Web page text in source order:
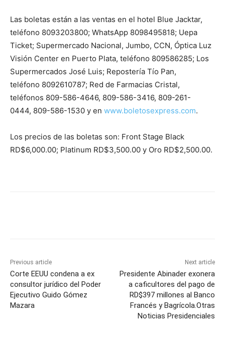
Las boletas están a las ventas en el hotel Blue Jacktar,
teléfono 8093203800; WhatsApp 8098495818; Uepa
Ticket; Supermercado Nacional, Jumbo, CCN, Óptica Luz
Visión Center en Puerto Plata, teléfono 809586285; Los
Supermercados José Luis; Repostería Tío Pan,
teléfono 8092610787; Red de Farmacias Cristal,
teléfonos 809-586-4646, 809-586-3416, 809-261-
0444, 809-586-1530 y en www.boletosexpress.com.
Los precios de las boletas son: Front Stage Black
RD$6,000.00; Platinum RD$3,500.00 y Oro RD$2,500.00.
Previous article
Corte EEUU condena a ex
consultor jurídico del Poder
Ejecutivo Guido Gómez
Mazara
Next article
Presidente Abinader exonera
a caficultores del pago de
RD$397 millones al Banco
Francés y Bagrícola.Otras
Noticias Presidenciales